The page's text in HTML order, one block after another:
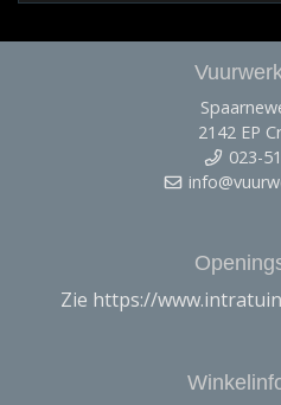
2142 EP
023-
Zie https://